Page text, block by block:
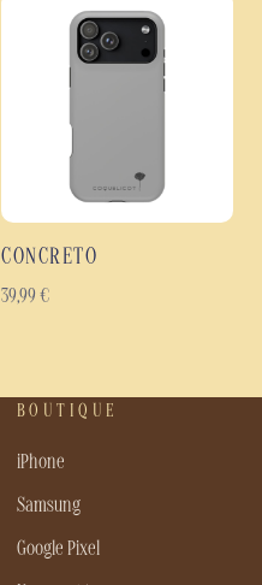
CONCRETO
39,99 €
BOUTIQUE
iPhone
Samsung
Google Pixel